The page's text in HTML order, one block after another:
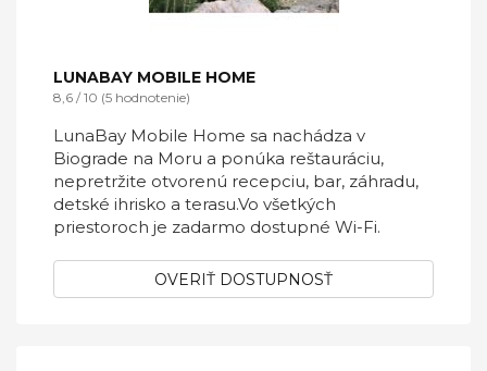
LUNABAY MOBILE HOME
8,6 / 10 (5 hodnotenie)
LunaBay Mobile Home sa nachádza v
Biograde na Moru a ponúka reštauráciu,
nepretržite otvorenú recepciu, bar, záhradu,
detské ihrisko a terasu.Vo všetkých
priestoroch je zadarmo dostupné Wi-Fi.
OVERIŤ DOSTUPNOSŤ